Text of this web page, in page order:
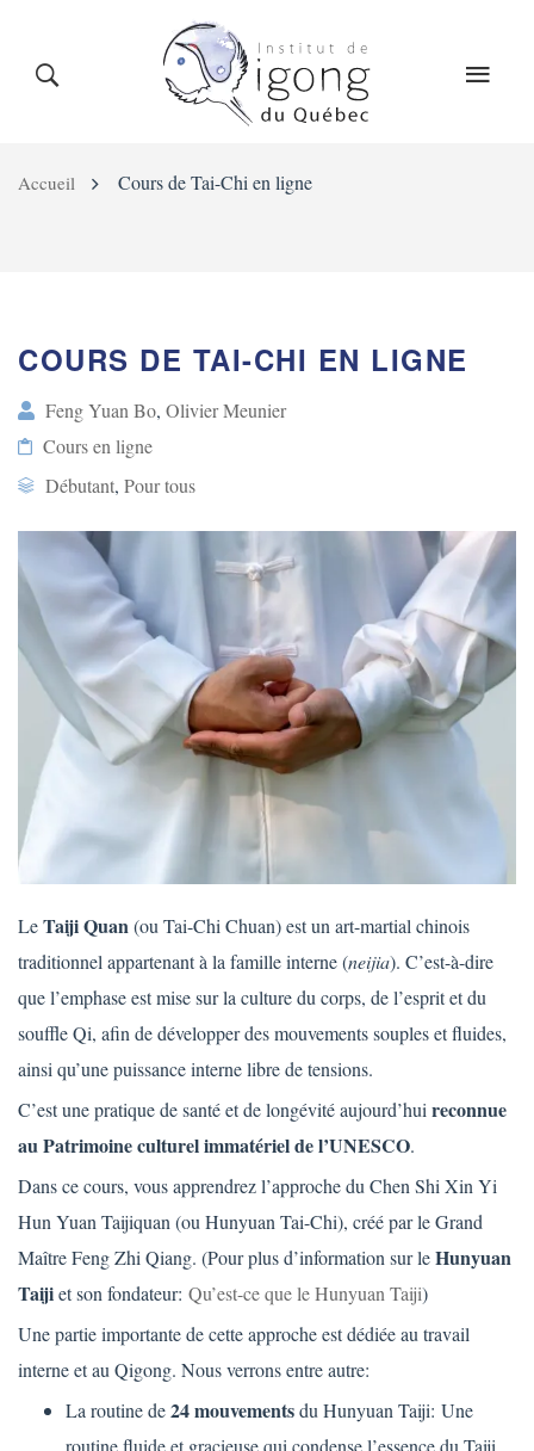
LE QIGONG L’INSTITUT COURS
CONTACT
DÉTAILSDU COURS
Accueil Cours de Tai-Chi en ligne
COURS DE TAI-CHI EN LIGNE
Feng Yuan Bo, Olivier Meunier
Cours en ligne
Débutant, Pour tous
LeTaiji Quan(ou Tai-Chi Chuan) est un art-martial chinois
traditionnel appartenant à la famille interne (neijia). C’est-à-dire
que l’emphase est mise sur la culture du corps, de l’esprit et du
souffle Qi, afin de développer des mouvements souples et fluides,
ainsi qu’une puissance interne libre de tensions.
C’est une pratique de santé et de longévité aujourd’hui reconnue
au Patrimoine culturel immatériel de l’UNESCO.
Dans ce cours, vous apprendrez l’approche du Chen Shi Xin Yi
Hun Yuan Taijiquan (ou Hunyuan Tai-Chi), créé par le Grand
Maître Feng Zhi Qiang. (Pour plus d’information sur leHunyuan
Taijiet son fondateur: Qu’est-ce que le Hunyuan Taiji)
Une partie importante de cette approche est dédiée au travail
interne et au Qigong. Nous verrons entre autre:
La routine de24 mouvementsdu Hunyuan Taiji: Une
routine fluide et gracieuse qui condense l’essence du Taiji